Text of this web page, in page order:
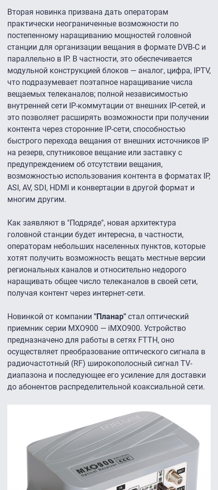
Вторая новинка призвана дать операторам
практически неограниченные возможности по
постепенному наращиванию мощностей головной
станции для организации вещания в формате DVB-C и
параллельно в IP. В частности, это обеспечивается
модульной конструкцией блоков — аналог, цифра, IPTV,
что подразумевает поэтапное наращивание числа
вещаемых телеканалов; полной независимостью
внутренней сети IP-коммутации от внешних IP-сетей, и
это позволяет расширять возможности при получении
контента через сторонние IP-сети, способностью
быстрого перехода вещания от внешних источников IP
на резерв, спутниковое вещание или заставку с
предупреждением об отсутствии вещания,
возможностью использования контента в форматах IP,
ASI, AV, SDI, HDMI и конвертации в другой формат и
многим другим.
Как заявляют в "Подряде", новая архитектура
головной станции будет интересна, в частности,
операторам небольших населенных пунктов, которые
хотят получить возможность вещать местные версии
региональных каналов и относительно недорого
наращивать общее число телеканалов в своей сети,
получая контент через интернет-сети.
Новинкой от компании "Планар" стал оптический
приемник серии MXO900 — iMXO900. Устройство
предназначено для работы в сетях FTTH, оно
осуществляет преобразование оптического сигнала в
радиочастотный (RF) широкополосный сигнал TV-
диапазона и последующее его усиление для доставки
до абонентов распределительной коаксиальной сети.